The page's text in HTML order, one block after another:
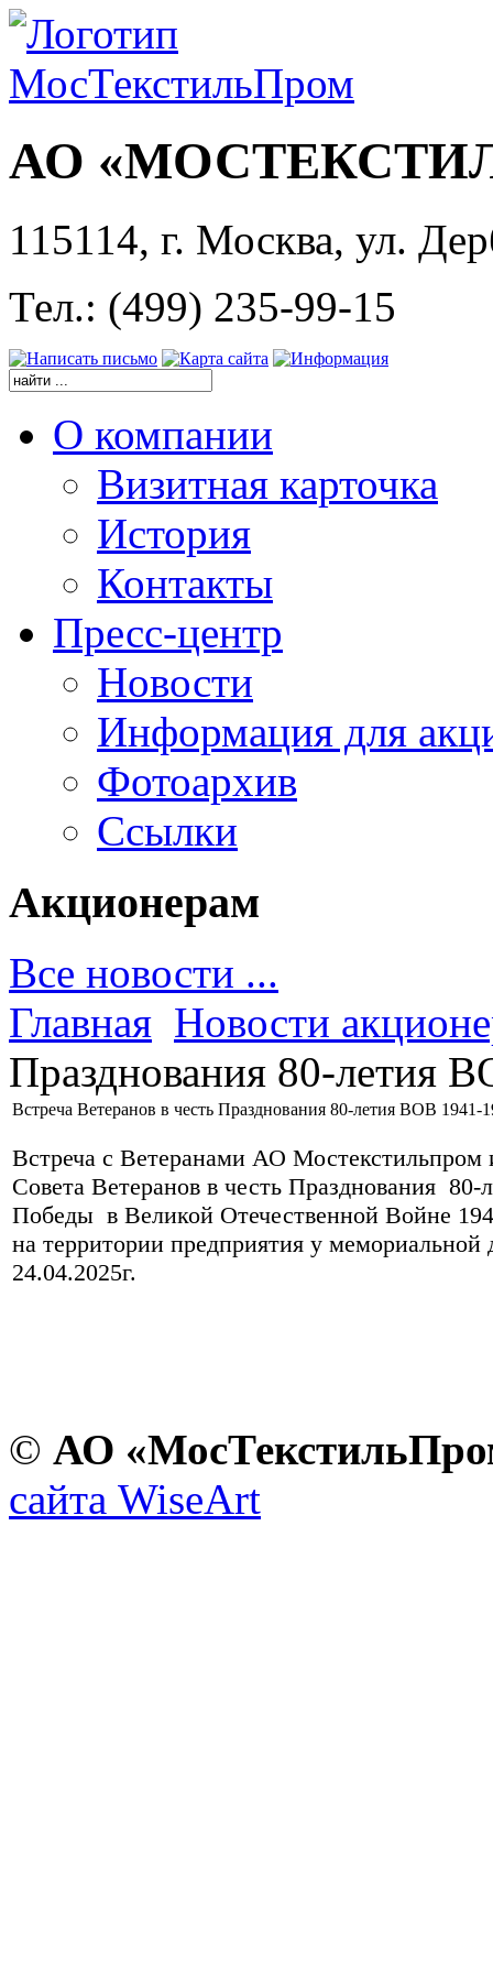
АО
115114, г. Москва, ул.
Тел.: (499) 235-99-15
О компании
Визитная карточка
История
Контакты
Пресс-центр
Новости
Информация для
Фотоархив
Ссылки
Акционерам
Все новости ...
Главная Новости
Празднования 80-летия
Встреча Ветеранов в честь Празднования 80-летия ВОВ 1941-
Встреча с Ветеранами АО Мостекстильпром
Совета Ветеранов в честь Празднования 80-
Победы в Великой Отечественной Войне
на территории предприятия у мемориальной
24.04.2025г.
© АО
сайта WiseArt